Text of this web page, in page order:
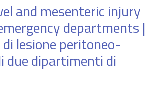
and mesenteric injury
departments |
lesione peritoneo-
due dipartimenti di